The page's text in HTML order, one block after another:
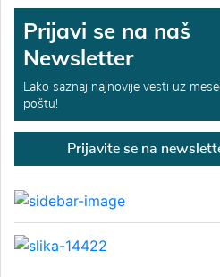
Prijavi se na naš
Newsletter
Lako saznaj najnovije vesti uz
poštu!
Prijavite se na